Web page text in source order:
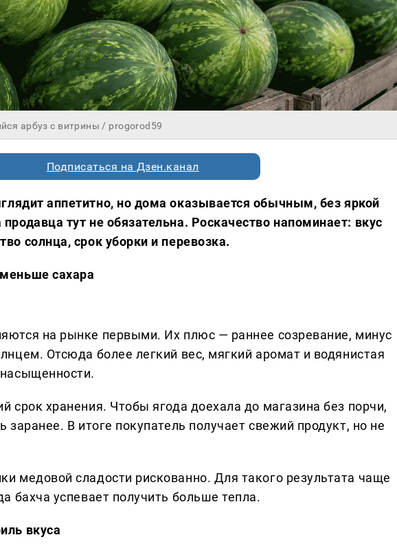
арбуз с витрины / progorod59
Подписаться на Дзен.канал
аппетитно, но дома оказывается обычным, без яркой
тут не обязательна. Роскачество напоминает: вкус
солнца, срок уборки и перевозка.
сахара
на рынке первыми. Их плюс — раннее созревание, минус
Отсюда более легкий вес, мягкий аромат и водянистая
срок хранения. Чтобы ягода доехала до магазина без порчи,
заранее. В итоге покупатель получает свежий продукт, но не
медовой сладости рискованно. Для такого результата чаще
бахча успевает получить больше тепла.
вкуса